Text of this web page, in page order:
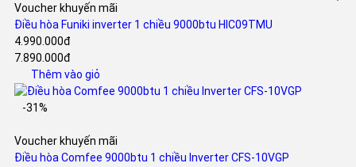
Voucher khuyến mãi
Điều hòa Funiki inverter 1 chiều 9000btu HIC09TMU
4.990.000đ
7.890.000đ
Thêm vào giỏ
-31%
Voucher khuyến mãi
Điều hòa Comfee 9000btu 1 chiều Inverter CFS-10VGP